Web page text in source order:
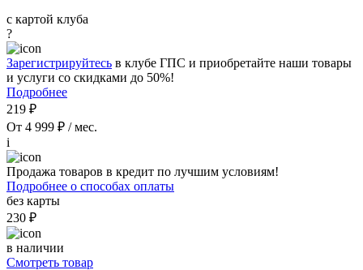
с картой клуба
?
Зарегистрируйтесь в клубе ГПС и приобретайте наши товары
и услуги со скидками до 50%!
Подробнее
219 ₽
От 4 999 ₽ / мес.
i
Продажа товаров в кредит по лучшим условиям!
Подробнее о способах оплаты
без карты
230 ₽
в наличии
Смотреть товар